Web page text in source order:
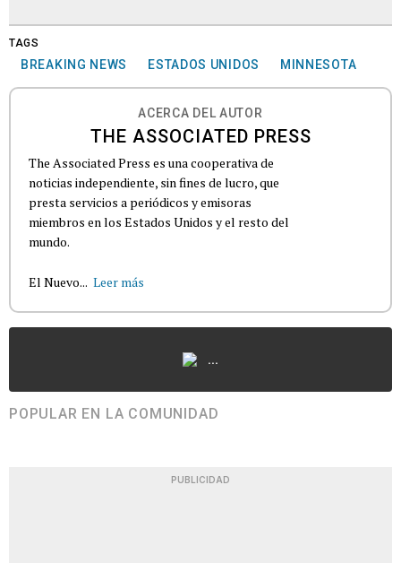
TAGS
BREAKING NEWS ESTADOS UNIDOS MINNESOTA
ACERCA DEL AUTOR
THE ASSOCIATED PRESS
The Associated Press es una cooperativa de
noticias independiente, sin fines de lucro, que
presta servicios a periódicos y emisoras
miembros en los Estados Unidos y el resto del
mundo.
El Nuevo... Leer más
...
POPULAR EN LA COMUNIDAD
PUBLICIDAD